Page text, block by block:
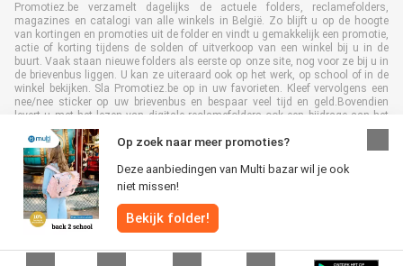
Op zoek naar meer promoties?
Deze aanbiedingen van Multi bazar wil je ook
niet missen!
Bekijk folder!
Promotiez.be verzamelt dagelijks de actuele folders, reclamefolders,
magazines en catalogi van alle winkels in België. Zo blijft u op de hoogte
van kortingen en promoties uit de folder en vindt u gemakkelijk een promotie,
actie of korting tijdens de solden of uitverkoop van een winkel bij u in de
buurt. Vaak staan nieuwe folders als eerste op onze site, nog voor ze bij u in
de brievenbus liggen. U kan ze uiteraard ook op het werk, op school of in de
winkel bekijken. Sla Promotiez.be op in uw favorieten. Kleef vervolgens een
nee/nee sticker op uw brievenbus en bespaar veel tijd en geld.Bovendien
levert u met het lezen van digitale reclamefolders ook een bijdrage aan het
terugdringen van papierafval. Dus het is ook goed voor het milieu!
Alle rechten voorbehouden © Promotiez.be 2026 |
voorwaarden|Privacybeleid